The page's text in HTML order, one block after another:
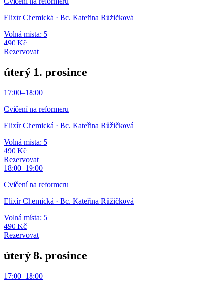
Elixír Chemická · Bc. Kateřina Růžičková
Volná místa: 5
490 Kč
Rezervovat
úterý 1. prosince
17:00–18:00
Cvičení na reformeru
Elixír Chemická · Bc. Kateřina Růžičková
Volná místa: 5
490 Kč
Rezervovat
18:00–19:00
Cvičení na reformeru
Elixír Chemická · Bc. Kateřina Růžičková
Volná místa: 5
490 Kč
Rezervovat
úterý 8. prosince
17:00–18:00